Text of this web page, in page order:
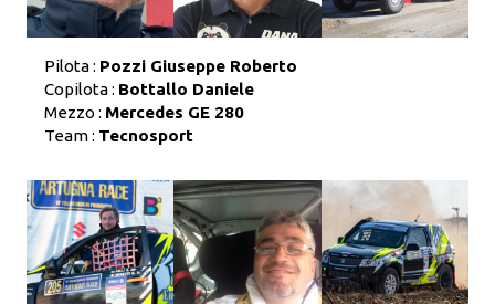
Pilota : Pozzi Giuseppe Roberto
Copilota : Bottallo Daniele
Mezzo : Mercedes GE 280
Team : Tecnosport